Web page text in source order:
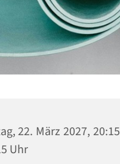
22. März 2027, 20:15
Uhr